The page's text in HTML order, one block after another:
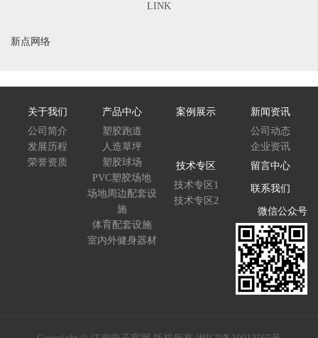
LINK
新点网络
关于我们
公司简介
发展历程
荣誉资质
产品中心
塑胶跑道
人造草坪
塑胶球场
PVC塑胶场地
场地周边配套设
施
体育配套设施
室内外健身器材
案例展示
新闻资讯
公司动态
企业资讯
技术专区
技术专区1
技术专区2
留言中心
联系我们
微信公众号